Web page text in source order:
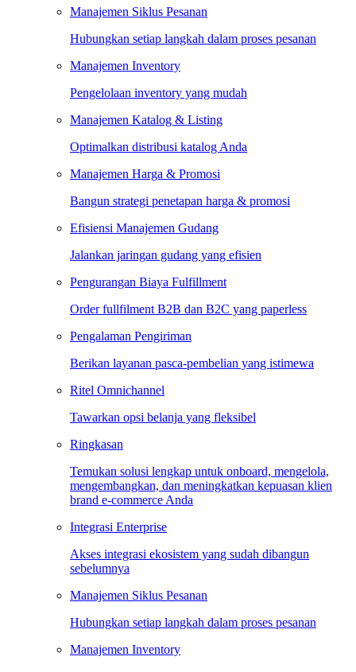
Manajemen Siklus Pesanan
Hubungkan setiap langkah dalam proses pesanan
Manajemen Inventory
Pengelolaan inventory yang mudah
Manajemen Katalog & Listing
Optimalkan distribusi katalog Anda
Manajemen Harga & Promosi
Bangun strategi penetapan harga & promosi
Efisiensi Manajemen Gudang
Jalankan jaringan gudang yang efisien
Pengurangan Biaya Fulfillment
Order fullfilment B2B dan B2C yang paperless
Pengalaman Pengiriman
Berikan layanan pasca-pembelian yang istimewa
Ritel Omnichannel
Tawarkan opsi belanja yang fleksibel
Ringkasan
Temukan solusi lengkap untuk onboard, mengelola,
mengembangkan, dan meningkatkan kepuasan klien
brand e-commerce Anda
Integrasi Enterprise
Akses integrasi ekosistem yang sudah dibangun
sebelumnya
Manajemen Siklus Pesanan
Hubungkan setiap langkah dalam proses pesanan
Manajemen Inventory